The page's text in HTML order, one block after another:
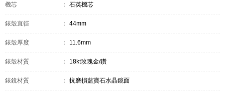
機芯 ： 石英機芯
錶殼直徑 ： 44mm
錶殼厚度 ： 11.6mm
錶殼材質 ： 18kt玫瑰金/鑽
錶鏡材質 ： 抗磨損藍寶石水晶鏡面